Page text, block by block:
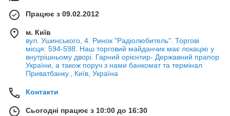
Працює з 09.02.2012
м. Київ
вул. Ушинського, 4. Ринок "Радіолюбитель". Торгові
місця: 594-598. Наш торговий майданчик має локацію у
внутрішньому дворі. Гарний орієнтир- Державний прапор
України, а також поруч з нами банкомат та термінал
Приватбанку., Київ, Україна
Контакти
Сьогодні працює з 10:00 до 16:30